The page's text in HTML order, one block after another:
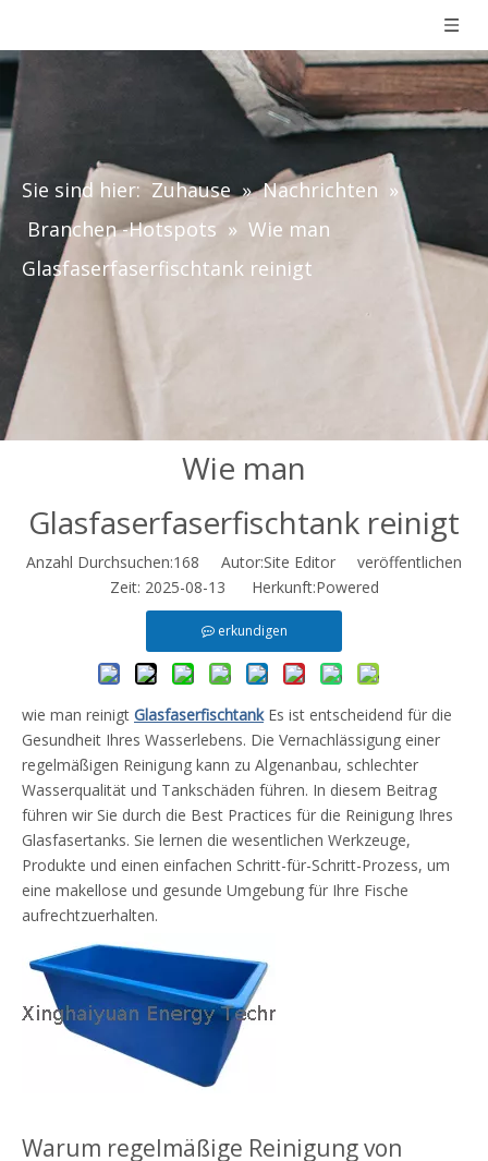
Sie sind hier: Zuhause » Nachrichten »
Branchen -Hotspots » Wie man
Glasfaserfaserfischtank reinigt
Wie man
Glasfaserfaserfischtank reinigt
Anzahl Durchsuchen:168 Autor:Site Editor veröffentlichen
Zeit: 2025-08-13 Herkunft:Powered
erkundigen
wie man reinigt GlasfaserfischtankEs ist entscheidend für die
Gesundheit Ihres Wasserlebens. Die Vernachlässigung einer
regelmäßigen Reinigung kann zu Algenanbau, schlechter
Wasserqualität und Tankschäden führen. In diesem Beitrag
führen wir Sie durch die Best Practices für die Reinigung Ihres
Glasfasertanks. Sie lernen die wesentlichen Werkzeuge,
Produkte und einen einfachen Schritt-für-Schritt-Prozess, um
eine makellose und gesunde Umgebung für Ihre Fische
aufrechtzuerhalten.
Warum regelmäßige Reinigung von